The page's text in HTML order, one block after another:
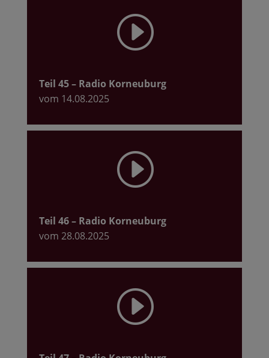
I
Teil 45– Radio Korneuburg
vom 14.08.2025
I
Teil 46– Radio Korneuburg
vom 28.08.2025
I